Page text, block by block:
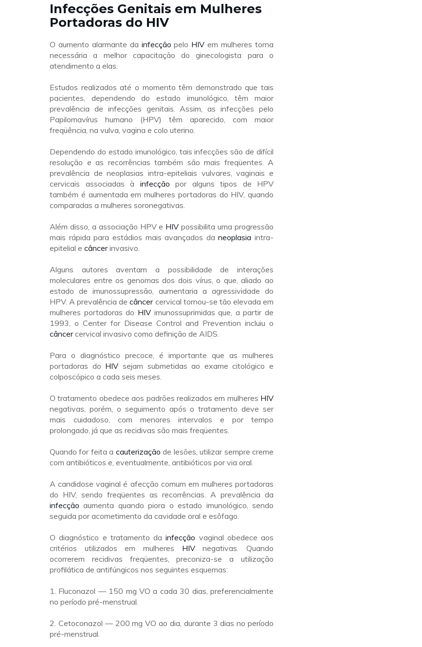
Infecções Genitais em Mulheres
Portadoras do HIV
O aumento alarmante da infecção pelo HIV em mulheres torna
necessária a melhor capacitação do ginecologista para o
atendimento a elas.
Estudos realizados até o momento têm demonstrado que tais
pacientes, dependendo do estado imunológico, têm maior
prevalência de infecções genitais. Assim, as infecções pelo
Papilomavírus humano (HPV) têm aparecido, com maior
freqüência, na vulva, vagina e colo uterino.
Dependendo do estado imunológico, tais infecções são de difícil
resolução e as recorrências também são mais freqüentes. A
prevalência de neoplasias intra-epiteliais vulvares, vaginais e
cervicais associadas à infecção por alguns tipos de HPV
também é aumentada em mulheres portadoras do HIV, quando
comparadas a mulheres soronegativas.
Além disso, a associação HPV e HIV possibilita uma progressão
mais rápida para estádios mais avançados daneoplasia intra-
epitelial e câncerinvasivo.
Alguns autores aventam a possibilidade de interações
moleculares entre os genomas dos dois vírus, o que, aliado ao
estado de imunossupressão, aumentaria a agressividade do
HPV. A prevalência decâncercervical tornou-se tão elevada em
mulheres portadoras do HIVimunossuprimidas que, a partir de
1993, o Center for Disease Control and Prevention incluiu o
câncercervical invasivo como definição de AIDS.
Para o diagnóstico precoce, é importante que as mulheres
portadoras do HIV sejam submetidas ao exame citológico e
colposcópico a cada seis meses.
O tratamento obedece aos padrões realizados em mulheres HIV
negativas, porém, o seguimento após o tratamento deve ser
mais cuidadoso, com menores intervalos e por tempo
prolongado, já que as recidivas são mais freqüentes.
Quando for feita a cauterização de lesões, utilizar sempre creme
com antibióticos e, eventualmente, antibióticos por via oral.
A candidose vaginal é afecção comum em mulheres portadoras
do HIV, sendo freqüentes as recorrências. A prevalência da
infecção aumenta quando piora o estado imunológico, sendo
seguida por acometimento da cavidade oral e esôfago.
O diagnóstico e tratamento dainfecção vaginal obedece aos
critérios utilizados em mulheres HIVnegativas. Quando
ocorrerem recidivas freqüentes, preconiza-se a utilização
profilática de antifúngicos nos seguintes esquemas:
1. Fluconazol — 150 mg VO a cada 30 dias, preferencialmente
no período pré-menstrual.
2. Cetoconazol — 200 mg VO ao dia, durante 3 dias no período
pré-menstrual.